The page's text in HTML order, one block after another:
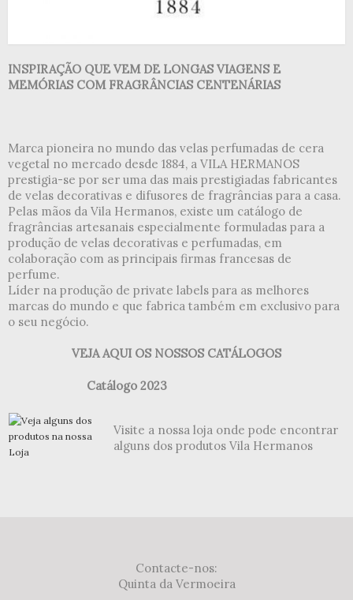
INSPIRAÇÃO QUE VEM DE LONGAS VIAGENS E
MEMÓRIAS COM FRAGRÂNCIAS CENTENÁRIAS
Marca pioneira no mundo das velas perfumadas de cera
vegetal no mercado desde 1884, a VILA HERMANOS
prestigia-se por ser uma das mais prestigiadas fabricantes
de velas decorativas e difusores de fragrâncias para a casa.
Pelas mãos da Vila Hermanos, existe um catálogo de
fragrâncias artesanais especialmente formuladas para a
produção de velas decorativas e perfumadas, em
colaboração com as principais firmas francesas de
perfume.
Líder na produção de private labels para as melhores
marcas do mundo e que fabrica também em exclusivo para
o seu negócio.
VEJA AQUI OS NOSSOS CATÁLOGOS
Catálogo 2023
Visite a nossa loja onde pode encontrar
alguns dos produtos Vila Hermanos
Contacte-nos:
Quinta da Vermoeira